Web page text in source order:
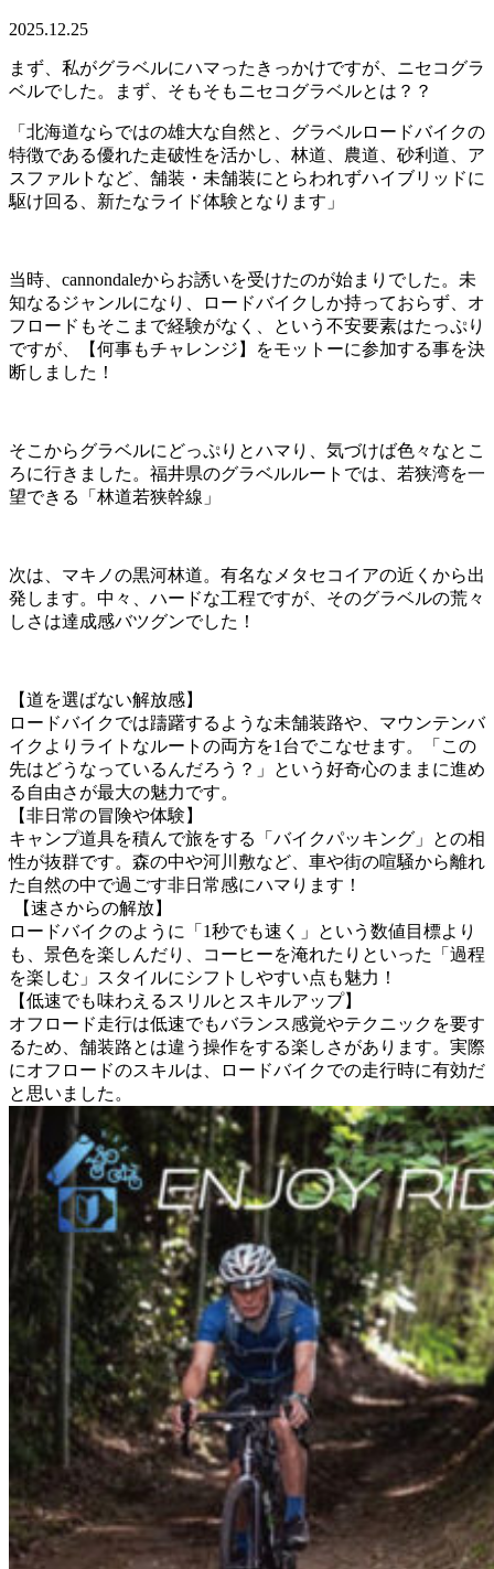
2025.12.25
まず、私がグラベルにハマったきっかけですが、ニセコグラ
ベルでした。まず、そもそもニセコグラベルとは？？
「北海道ならではの雄大な自然と、グラベルロードバイクの
特徴である優れた走破性を活かし、林道、農道、砂利道、ア
スファルトなど、舗装・未舗装にとらわれずハイブリッドに
駆け回る、新たなライド体験となります」
当時、cannondaleからお誘いを受けたのが始まりでした。未
知なるジャンルになり、ロードバイクしか持っておらず、オ
フロードもそこまで経験がなく、という不安要素はたっぷり
ですが、【何事もチャレンジ】をモットーに参加する事を決
断しました！
そこからグラベルにどっぷりとハマり、気づけば色々なとこ
ろに行きました。 福井県のグラベルルートでは、若狭湾を一
望できる「林道若狭幹線」
次は、マキノの黒河林道。有名なメタセコイアの近くから出
発します。中々、ハードな工程ですが、そのグラベルの荒々
しさは達成感バツグンでした！
【道を選ばない解放感】
ロードバイクでは躊躇するような未舗装路や、マウンテンバ
イクよりライトなルートの両方を1台でこなせます。「この
先はどうなっているんだろう？」という好奇心のままに進め
る 自由さ が最大の魅力です。
【非日常の冒険や体験】
キャンプ道具を積んで旅をする「バイクパッキング」との相
性が抜群です。森の中や河川敷など、車や街の喧騒から離れ
た自然の中で過ごす非日常感にハマります！
【速さからの解放】
ロードバイクのように「1秒でも速く」という数値目標より
も、景色を楽しんだり、コーヒーを淹れたりといった「過程
を楽しむ」スタイルにシフトしやすい点も魅力！
【低速でも味わえるスリルとスキルアップ】
オフロード走行は低速でもバランス感覚やテクニックを要す
るため、舗装路とは違う 操作をする楽しさ があります。実際
にオフロードのスキルは、ロードバイクでの走行時に有効だ
と思いました。